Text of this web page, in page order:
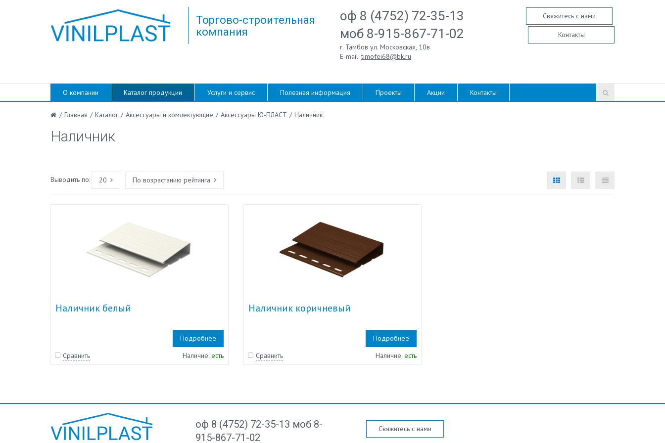
Торгово-строительная
компания
оф 8 (4752) 72-35-13
моб 8-915-867-71-02
г. Тамбов ул. Московская, 10в
E-mail:timofei68@bk.ru
Свяжитесь с нами
Контакты
О компании Каталог продукции Услуги и сервис Полезная информация Проекты Акции Контакты
/ Главная / Каталог / Аксессуары и комлектующие / Аксессуары Ю-ПЛАСТ / Наличник
Наличник
Выводить по: 20 По возрастанию рейтинга
Наличник белый
Подробнее
Сравнить
Наличие:есть
Наличник коричневый
Подробнее
Сравнить
Наличие:есть
оф 8 (4752) 72-35-13 моб 8-
915-867-71-02
Свяжитесь с нами